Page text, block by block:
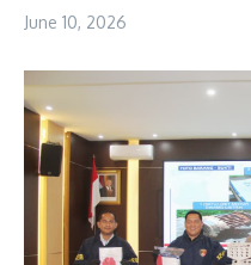
June 10, 2026